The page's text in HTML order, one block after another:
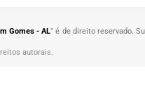
Gomes - AL" é de direito reservado.
autorais.